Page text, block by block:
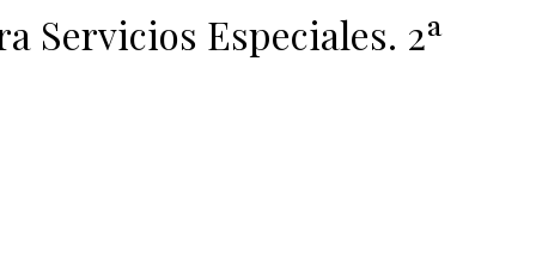
Servicios Especiales. 2ª